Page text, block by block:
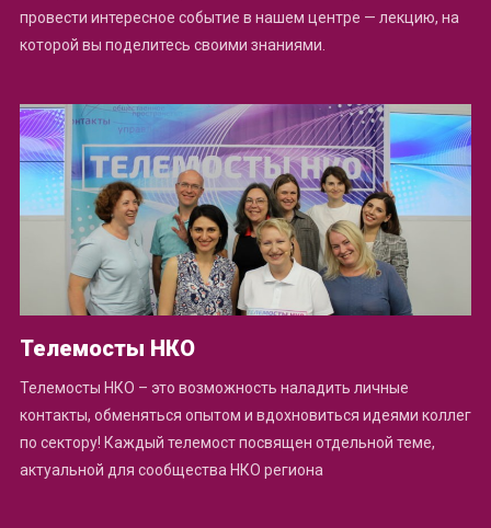
Телемосты НКО
Телемосты НКО – это возможность наладить личные
контакты, обменяться опытом и вдохновиться идеями коллег
по сектору! Каждый телемост посвящен отдельной теме,
актуальной для сообщества НКО региона
провести интересное событие в нашем центре — лекцию, на
которой вы поделитесь своими знаниями.